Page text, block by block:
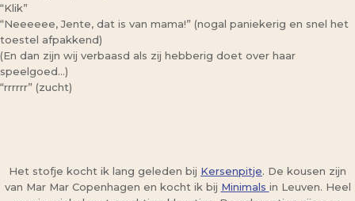
“Klik”
“Neeeeee, Jente, dat is van mama!” (nogal paniekerig en snel het
toestel afpakkend)
(En dan zijn wij verbaasd als zij hebberig doet over haar
speelgoed…)
“rrrrrr” (zucht)
Het stofje kocht ik lang geleden bij Kersenpitje. De kousen zijn
van Mar Mar Copenhagen en kocht ik bij Minimals in Leuven. Heel